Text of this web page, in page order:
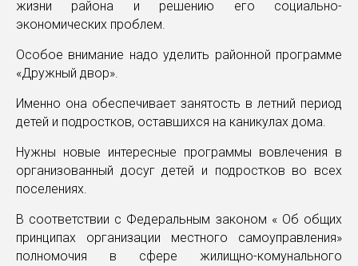
жизни района и решению его социально-
экономических проблем.
Особое внимание надо уделить районной программе
«Дружный двор».
Именно она обеспечивает занятость в летний период
детей и подростков, оставшихся на каникулах дома.
Нужны новые интересные программы вовлечения в
организованный досуг детей и подростков во всех
поселениях.
В соответствии с Федеральным законом « Об общих
принципах организации местного самоуправления»
полномочия в сфере жилищно-комунального